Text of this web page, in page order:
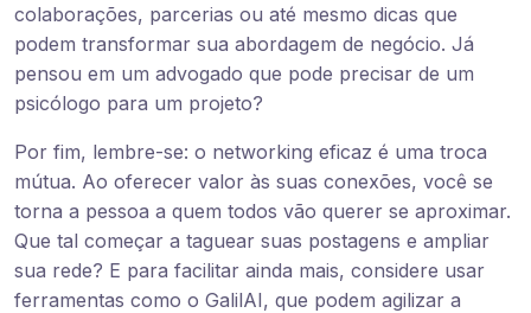
colaborações, parcerias ou até mesmo dicas que
podem transformar sua abordagem de negócio. Já
pensou em um advogado que pode precisar de um
psicólogo para um projeto?
Por fim, lembre-se: o networking eficaz é uma troca
mútua. Ao oferecer valor às suas conexões, você se
torna a pessoa a quem todos vão querer se aproximar.
Que tal começar a taguear suas postagens e ampliar
sua rede? E para facilitar ainda mais, considere usar
ferramentas como o GalilAI, que podem agilizar a